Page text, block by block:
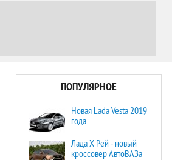
ПОПУЛЯРНОЕ
Новая Lada Vesta 2019
года
Лада Х Рей - новый
кроссовер АвтоВАЗа